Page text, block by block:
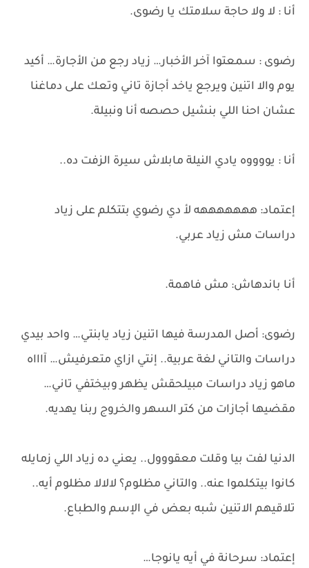
أنا : لا ولا حاجة سلامتك يا رضوى.
رضوى : سمعتوا آخر الأخبار… زياد رجع من الأجارة… أكيد
يوم والا اتنين ويرجع ياخد أجازة تاني وتعك على دماغنا
عشان احنا اللي بنشيل حصصه أنا ونبيلة.
أنا : يووووه يادي النيلة مابلاش سيرة الزفت ده..
إعتماد: هههههههه لأ دي رضوي بتتكلم على زياد
دراسات مش زياد عربي.
أنا باندهاش: مش فاهمة.
رضوى: أصل المدرسة فيها اتنين زياد يابنتي… واحد بيدي
دراسات والتاني لغة عربية.. إنتي ازاي متعرفيش… آاااه
ماهو زياد دراسات مبيلحقش يظهر وبيختفي تاني…
مقضيها أجازات من كتر السهر والخروج ربنا يهديه.
الدنيا لفت بيا وقلت معقووول.. يعني ده زياد اللي زمايله
كانوا بيتكلموا عنه.. والتاني مظلوم؟ لالالا مظلوم أيه..
تلاقيهم الاتنين شبه بعض في الإسم والطباع.
إعتماد: سرحانة في أيه يانوجا…